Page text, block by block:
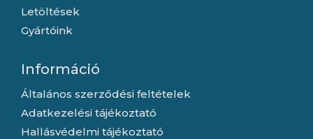
Letöltések
Gyártóink
Információ
Általános szerződési feltételek
Adatkezelési tájékoztató
Hallásvédelmi tájékoztató